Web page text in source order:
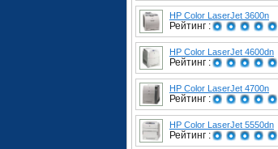
HP Color LaserJet 3600n
Рейтинг :
HP Color LaserJet 4600dn
Рейтинг :
HP Color LaserJet 4700n
Рейтинг :
HP Color LaserJet 5550dn
Рейтинг :